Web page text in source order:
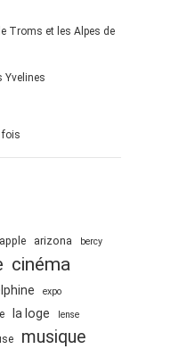
Troms et les Alpes de
Yvelines
fois
apple arizona bercy
cinéma
expo
la loge lense
musique